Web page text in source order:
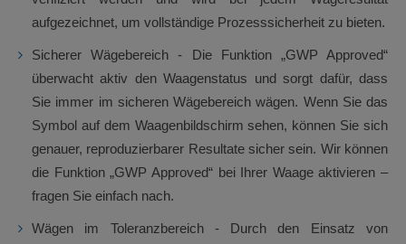
aufgezeichnet, um vollständige Prozesssicherheit zu bieten.
Sicherer Wägebereich - Die Funktion „GWP Approved“
überwacht aktiv den Waagenstatus und sorgt dafür, dass
Sie immer im sicheren Wägebereich wägen. Wenn Sie das
Symbol auf dem Waagenbildschirm sehen, können Sie sich
genauer, reproduzierbarer Resultate sicher sein. Wir können
die Funktion „GWP Approved“ bei Ihrer Waage aktivieren –
fragen Sie einfach nach.
Wägen im Toleranzbereich - Durch den Einsatz von